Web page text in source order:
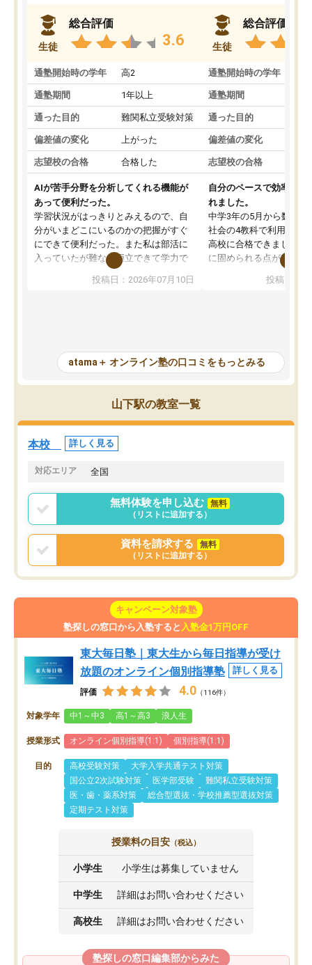
生徒
総合評価
3.6
通塾開始時の学年 高2
通塾期間 1年以上
通った目的 難関私立受験対策
偏差値の変化 上がった
志望校の合格 合格した
AIが苦手分野を分析してくれる機能が
あって便利だった。
学習状況がはっきりとみえるので、自
分がいまどこにいるのかの把握がすぐ
にできて便利だった。また私は部活に
入っていたが難なく両立できて学力で
も部活でも結果を残すことができてよ
かった。また問題演習の際に、自分が
が、自分で自分の管理ができない人に
とっては難しい部分もあるのではない
かと思った。
投稿日：2026年07月10日
生徒
総合評価
通塾開始時の学年
通塾期間
通った目的
偏差値の変化
志望校の合格
自分のペースで効率よく
れました。
中学3年の5月から数学・
社会の4教科で利用し、
高校に合格できました。
に固められる点が魅力で
項目のおかげで、手軽
元数が可視化されるので
しながら意欲的に取り組
常に効果を実感している
すめできる塾です。
投稿日：
atama＋ オンライン塾の口コミをもっとみる
山下駅の教室一覧
本校 詳しく見る
対応エリア 全国
無料体験を申し込む
無料
（リストに追加する）
資料を請求する
無料
（リストに追加する）
キャンペーン対象塾
塾探しの窓口から入塾すると 入塾金1万円OFF
東大毎日塾｜東大生から毎日指導が受け
放題のオンライン個別指導塾
詳しく見る
評価 4.0 （116件）
対象学年 中1～中3 高1～高3 浪人生
授業形式 オンライン個別指導(1:1) 個別指導(1:1)
目的 高校受験対策
大学入学共通テスト対策
国公立2次試験対策
医学部受験
難関私立受験対策
医・歯・薬系対策
総合型選抜・学校推薦型選抜対策
定期テスト対策
授業料の目安 （税込）
小学生 小学生は募集していません
中学生 詳細はお問い合わせください
高校生 詳細はお問い合わせください
塾探しの窓口編集部からみた